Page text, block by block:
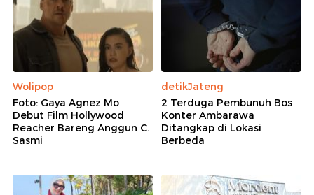
Wolipop
Foto: Gaya Agnez Mo
Debut Film Hollywood
Reacher Bareng Anggun C.
Sasmi
detikJateng
2 Terduga Pembunuh Bos
Konter Ambarawa
Ditangkap di Lokasi
Berbeda